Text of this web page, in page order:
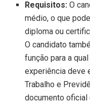
Requisitos: O
médio, o que
diploma ou
O candidato
função para a
experiência deve
Trabalho e
documento oficial